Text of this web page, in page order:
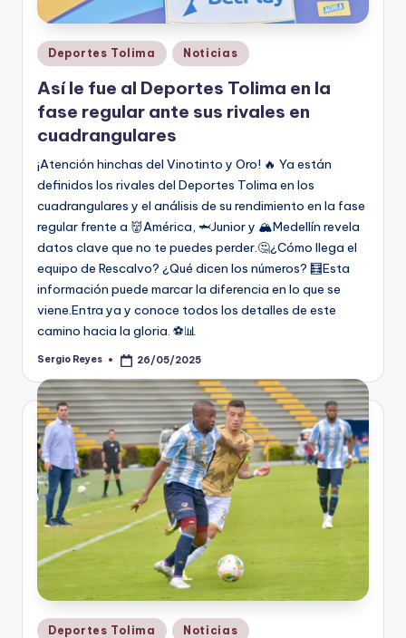
Publicado
en
Deportes Tolima Noticias
Así le fue al Deportes Tolima en la
fase regular ante sus rivales en
cuadrangulares
¡Atención hinchas del Vinotinto y Oro! 🔥 Ya están
definidos los rivales del Deportes Tolima en los
cuadrangulares y el análisis de su rendimiento en la fase
regular frente a 👹América, 🦈Junior y 🏔️Medellín revela
datos clave que no te puedes perder.🤔¿Cómo llega el
equipo de Rescalvo? ¿Qué dicen los números? 🧮Esta
información puede marcar la diferencia en lo que se
viene.Entra ya y conoce todos los detalles de este
camino hacia la gloria. ⚽📊
Publicado
Sergio Reyes 26/05/2025
Publicado
Deportes Tolima Noticias